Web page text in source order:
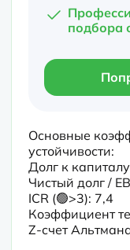
подбора
Основные
устойчивости:
Долг к
Чистый долг /
ICR (🟢>3): 7,4
Коэффициент
Z-счет